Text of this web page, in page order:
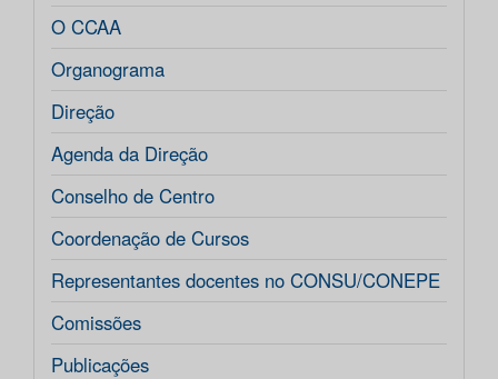
O CCAA
Organograma
Direção
Agenda da Direção
Conselho de Centro
Coordenação de Cursos
Representantes docentes no CONSU/CONEPE
Comissões
Publicações